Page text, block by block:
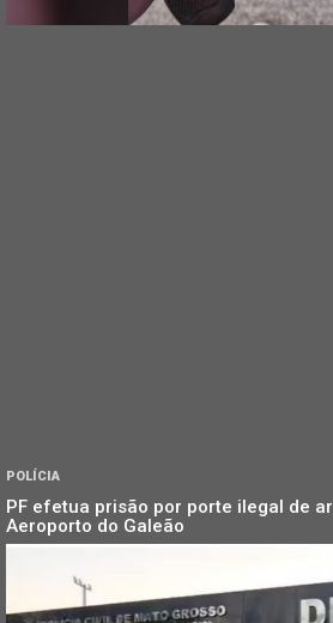
POLÍCIA
PF efetua prisão por porte ilegal de
Aeroporto do Galeão